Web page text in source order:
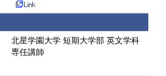
北星学園大学 短期大学部 英文学科
専任講師